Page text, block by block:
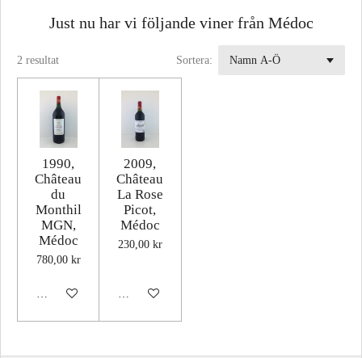
Just nu har vi följande viner från Médoc
2 resultat Sortera:
1990,
Château
du
Monthil
MGN,
Médoc
780,00 kr
Lägg till i varukorg
2009,
Château
La Rose
Picot,
Médoc
230,00 kr
Lägg till i varukorg